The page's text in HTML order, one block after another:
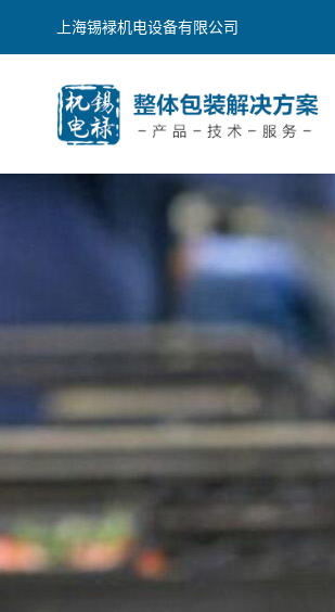
上海锡䘵机电设备有限公司